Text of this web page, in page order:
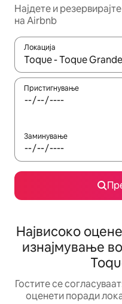
Најдете и
на Airbnb
Локација
Кога резултатите се
Пристигнување
Заминување
Највисоко
изнајмување
Гостите се
оценети поради